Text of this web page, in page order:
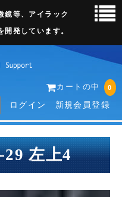
鏡等、アイラック
発しています。
カートの中 0
ログイン 新規会員登録
29 左上4